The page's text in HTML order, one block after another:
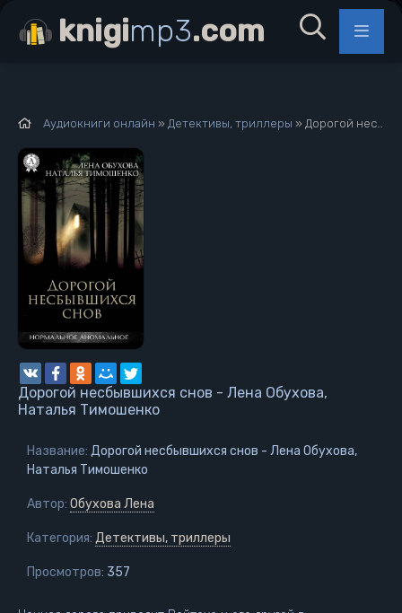
Аудиокниги онлайн » Детективы, триллеры » Дорогой несбывшихся снов - Лена Обухова, Наталья Тимошенко
Дорогой несбывшихся снов - Лена Обухова,
Наталья Тимошенко
Название: Дорогой несбывшихся снов - Лена Обухова,
Наталья Тимошенко
Автор: Обухова Лена
Категория: Детективы, триллеры
Просмотров: 357
knigimp3.com